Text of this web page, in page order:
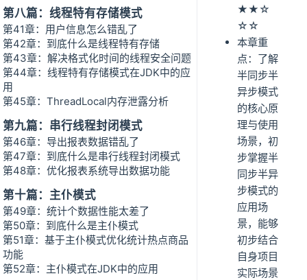
第八篇：线程特有存储模式
第41章：用户信息怎么错乱了
第42章：到底什么是线程特有存储
第43章：解决格式化时间的线程安全问题
第44章：线程特有存储模式在JDK中的应
用
第45章：ThreadLocal内存泄露分析
第九篇：串行线程封闭模式
第46章：导出报表数据错乱了
第47章：到底什么是串行线程封闭模式
第48章：优化报表系统导出数据功能
第十篇：主仆模式
第49章：统计个数据性能太差了
第50章：到底什么是主仆模式
第51章：基于主仆模式优化统计热点商品
功能
第52章：主仆模式在JDK中的应用
★★☆
☆☆
本章重
点：了解
半同步半
异步模式
的核心原
理与使用
场景，初
步掌握半
同步半异
步模式的
应用场
景，能够
初步结合
自身项目
实际场景